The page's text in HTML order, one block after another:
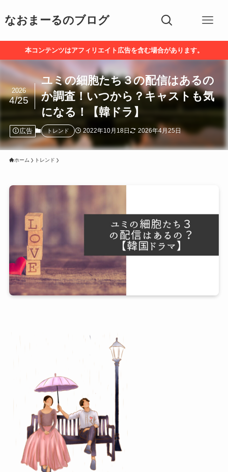
なおまーるのブログ
本コンテンツはアフィリエイト広告を含む場合があります。
ユミの細胞たち３の配信はあるの
か調査！いつから？キャストも気
になる！【韓ドラ】
2026
4/25
広告 トレンド 2022年10月18日 2026年4月25日
ホーム トレンド